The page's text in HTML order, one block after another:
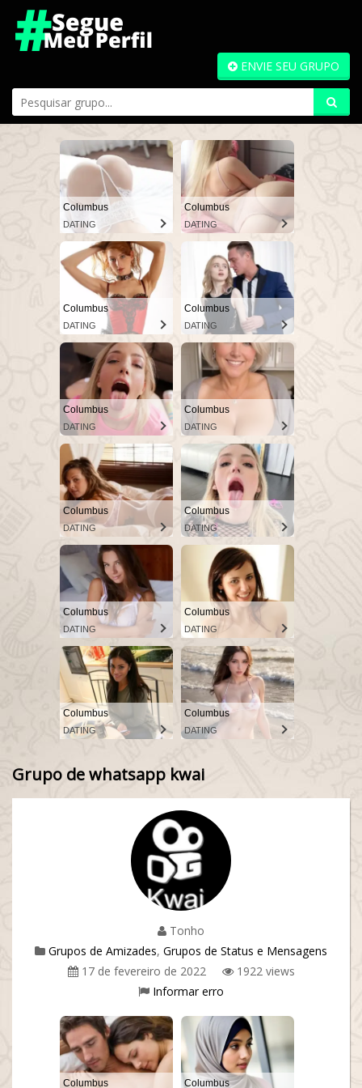
ENVIE SEU GRUPO
Columbus
DATING
Columbus
DATING
Columbus
DATING
Columbus
DATING
Columbus
DATING
Columbus
DATING
Columbus
DATING
Columbus
DATING
Columbus
DATING
Columbus
DATING
Columbus
DATING
Columbus
DATING
Grupo de whatsapp kwai
Tonho
Grupos de Amizades, Grupos de Status e Mensagens
17 de fevereiro de 2022
1922 views
Informar erro
Columbus Columbus